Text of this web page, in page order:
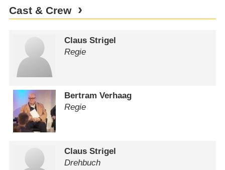
Cast & Crew
Claus Strigel
Regie
Bertram Verhaag
Regie
Claus Strigel
Drehbuch